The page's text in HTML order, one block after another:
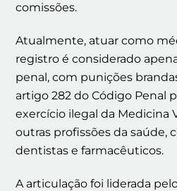
comissões.
Atualmente, atuar como
registro é considerado
penal, com punições
artigo 282 do Código Penal
exercício ilegal da Medicina
outras profissões da saúde,
dentistas e farmacêuticos.
A articulação foi liderada